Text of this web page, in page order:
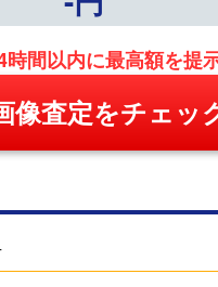
間以内に最高額を
像査定をチェッ